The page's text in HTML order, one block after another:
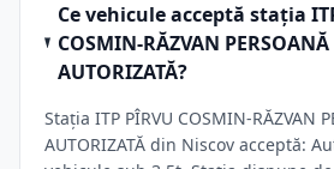
Ce vehicule acceptă stația
COSMIN-RĂZVAN
AUTORIZATĂ?
Stația ITP PÎRVU COSMIN-RĂZVAN
AUTORIZATĂ din Niscov acceptă: